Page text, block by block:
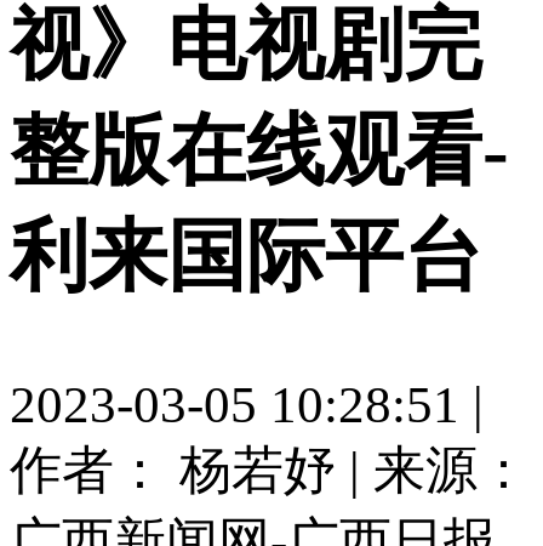
视》电视剧完
整版在线观看-
利来国际平台
2023-03-05 10:28:51 |
作者： 杨若妤 | 来源：